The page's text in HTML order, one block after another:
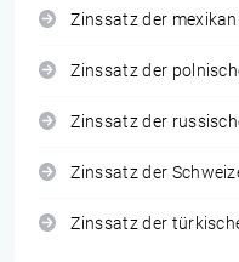
Zinssatz der
Zinssatz der
Zinssatz der
Zinssatz der
Zinssatz der